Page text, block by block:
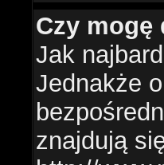
Czy mogę
Jak
Jednakże
znajdują